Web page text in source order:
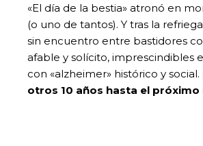
«El día de la bestia» atronó en
(o uno de tantos). Y tras la
sin encuentro entre bastidores
afable y solícito, imprescindibles
con «alzheimer» histórico y social.
otros 10 años hasta el próximo